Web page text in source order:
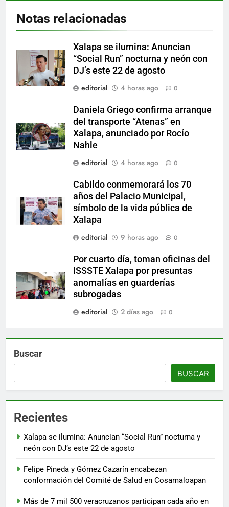
Notas relacionadas
Xalapa se ilumina: Anuncian
“Social Run” nocturna y neón con
DJ’s este 22 de agosto
editorial
4 horas ago 0
Daniela Griego confirma arranque
del transporte “Atenas” en
Xalapa, anunciado por Rocío
Nahle
editorial
4 horas ago 0
Cabildo conmemorará los 70
años del Palacio Municipal,
símbolo de la vida pública de
Xalapa
editorial
9 horas ago 0
Por cuarto día, toman oficinas del
ISSSTE Xalapa por presuntas
anomalías en guarderías
subrogadas
editorial
2 días ago 0
Buscar
BUSCAR
Recientes
Xalapa se ilumina: Anuncian “Social Run” nocturna y
neón con DJ’s este 22 de agosto
Felipe Pineda y Gómez Cazarín encabezan
conformación del Comité de Salud en Cosamaloapan
Más de 7 mil 500 veracruzanos participan cada año en